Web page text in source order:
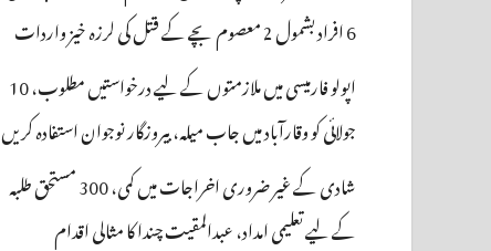
6 افراد بشمول 2 معصوم بچے کے قتل کی لرزہ خیز واردات
اپولو فارمیسی میں ملازمتوں کے لیے درخواستیں مطلوب، 10
جولائی کو وقارآباد میں جاب میلہ، بیروزگار نوجوان استفادہ کریں
شادی کے غیر ضروری اخراجات میں کمی، 300 مستحق طلبہ
کے لیے تعلیمی امداد، عبدالمقیت چندا کا مثالی اقدام